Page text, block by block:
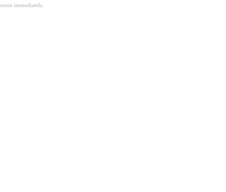
room immediately.